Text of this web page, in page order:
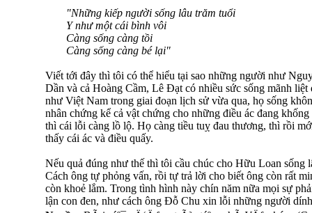
"Những kiếp người sống lâu trăm tuổi
Y như một cái bình vôi
Càng sống càng tồi
Càng sống càng bé lại"
Viết tới đây thì tôi có thể hiểu tại sao những người như
Dần và cả Hoàng Cầm, Lê Đạt có nhiều sức sống mãnh
như Việt Nam trong giai đoạn lịch sử vừa qua, họ sống
nhân chứng kể cả vật chứng cho những điều ác đang
thì cái lỗi càng lồ lộ. Họ càng tiều tuỵ đau thương, thì rồi
thấy cái ác và điều quấy.
Nếu quả đúng như thế thì tôi cầu chúc cho Hữu Loan sống
Cách ông tự phỏng vấn, rồi tự trả lời cho biết ông còn rất
còn khoẻ lắm. Trong tình hình này chín năm nữa mọi sự
lận con đen, như cách ông Đỗ Chu xin lỗi những người